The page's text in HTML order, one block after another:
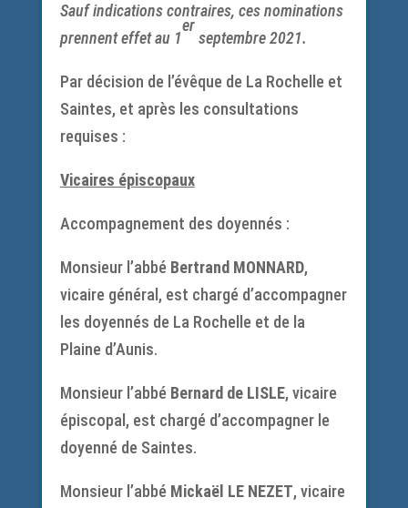
Sauf indications contraires, ces nominations
prennent effet au 1
er
septembre 2021.
Par décision de l’évêque de La Rochelle et
Saintes, et après les consultations
requises :
Vicaires épiscopaux
Accompagnement des doyennés :
Monsieur l’abbé Bertrand MONNARD,
vicaire général, est chargé d’accompagner
les doyennés de La Rochelle et de la
Plaine d’Aunis.
Monsieur l’abbé Bernard de LISLE, vicaire
épiscopal, est chargé d’accompagner le
doyenné de Saintes.
Monsieur l’abbé Mickaël LE NEZET, vicaire